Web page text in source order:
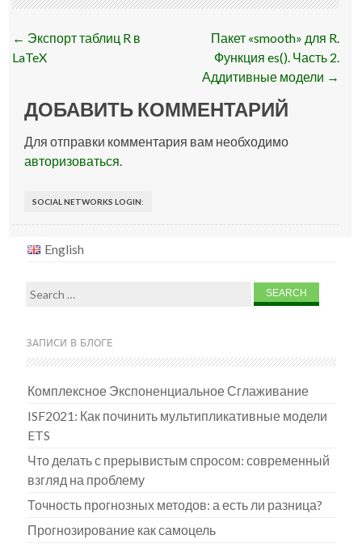
Post
navigation
← Экспорт таблиц R в
LaTeX
Пакет «smooth» для R.
Функция es(). Часть 2.
Аддитивные модели →
ДОБАВИТЬ КОММЕНТАРИЙ
Для отправки комментария вам необходимо
авторизоваться.
SOCIAL NETWORKS LOGIN:
English
Search
ЗАПИСИ В БЛОГЕ
Комплексное Экспоненциальное Сглаживание
ISF2021: Как починить мультипликативные модели
ETS
Что делать с прерывистым спросом: современный
взгляд на проблему
Точность прогнозных методов: а есть ли разница?
Прогнозирование как самоцель